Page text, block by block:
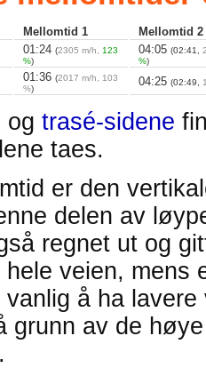
Mellomtid 1
Mellomtid 2
01:24 (2305 m/h, 123
%)
04:05 (02:41,
%)
01:36 (2017 m/h, 103
%)
04:25 (02:49,
og trasé-sidene
taes.
er den
delen av
regnet ut og
hele veien, mens
å ha
grunn av de